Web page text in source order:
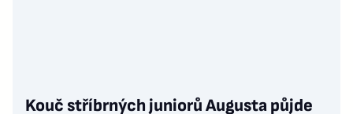
Kouč stříbrných juniorů Augusta půjde